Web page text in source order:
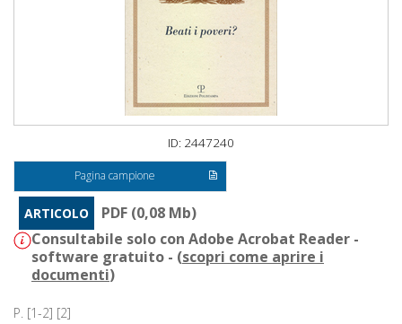
ID: 2447240
Pagina campione
ARTICOLO
PDF (0,08 Mb)
Consultabile solo con Adobe Acrobat Reader -
software gratuito - (scopri come aprire i
documenti)
P. [1-2] [2]